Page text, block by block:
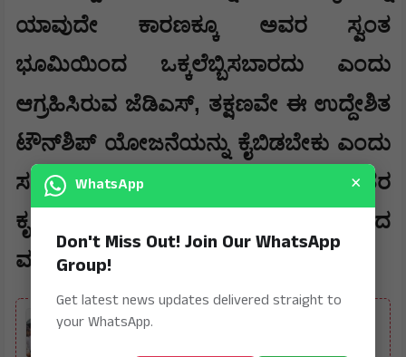
ಯಾವುದೇ ಕಾರಣಕ್ಕೂ ಅವರ ಸ್ವಂತ
ಭೂಮಿಯಿಂದ ಒಕ್ಕಲೆಬ್ಬಿಸಬಾರದು ಎಂದು
ಆಗ್ರಹಿಸಿರುವ ಜೆಡಿಎಸ್, ತಕ್ಷಣವೇ ಈ ಉದ್ದೇಶಿತ
ಟೌನ್‌ಶಿಪ್ ಯೋಜನೆಯನ್ನು ಕೈಬಿಡಬೇಕು ಎಂದು
ಸರ್ಕಾರವನ್ನು ಒತ್ತಾಯಿಸಿದೆ. ಬಿಡದಿ ಭಾಗದ ರೈತರ
ಕೃಷಿ ಭೂಮಿ ಉಳಿಸಲು ಹೋರಾಟದ
ಮುನ್ಸೂಚನೆಯನ್ನು ಪಕ್ಷ ನೀಡಿದೆ.
ALSO READ
ಭದ್ರಾ ಹರಿವಿಗೆ ಆಗಸ್ಟ್ 17 ಗಡುವು
WhatsApp ×
Don't Miss Out! Join Our WhatsApp
Group!
Get latest news updates delivered straight to
your WhatsApp.